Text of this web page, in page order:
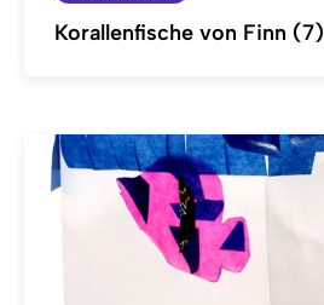
Korallenfische von Finn (7)